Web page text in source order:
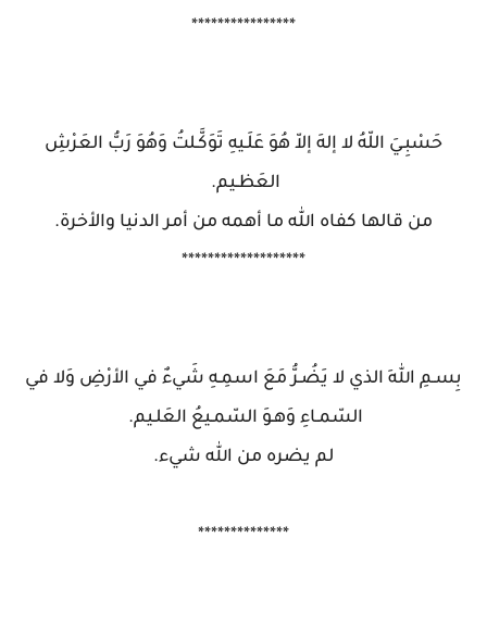
****************
حَسْبِـيَ اللّهُ لا إلهَ إلاّ هُوَ عَلَـيهِ تَوَكَّـلتُ وَهُوَ رَبُّ العَرْشِ
العَظـيم.
من قالها كفاه الله ما أهمه من أمر الدنيا والأخرة.
*******************
بِسـمِ اللهِ الذي لا يَضُـرُّ مَعَ اسمِـهِ شَيءٌ في الأرْضِ وَلا في
السّمـاءِ وَهـوَ السّمـيعُ العَلـيم.
لم يضره من الله شيء.
**************